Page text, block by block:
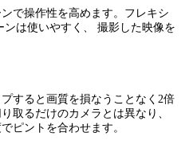
で操作性を高めます。フレキシ
は使いやすく、 撮影した映像を
すると画質を損なうことなく2倍
取るだけのカメラとは異なり、
ピントを合わせます。